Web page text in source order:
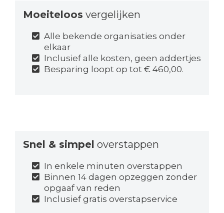
Moeiteloos vergelijken
Alle bekende organisaties onder
elkaar
Inclusief alle kosten, geen addertjes
Besparing loopt op tot € 460,00.
Snel & simpel overstappen
In enkele minuten overstappen
Binnen 14 dagen opzeggen zonder
opgaaf van reden
Inclusief gratis overstapservice